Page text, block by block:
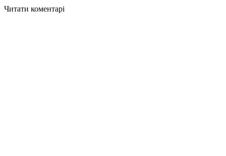
Читати коментарі